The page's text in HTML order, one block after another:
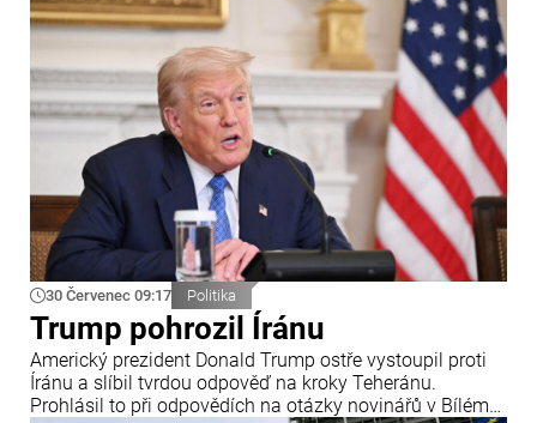
30 Červenec 09:17 Politika
Trump pohrozil Íránu
Americký prezident Donald Trump ostře vystoupil proti
Íránu a slíbil tvrdou odpověď na kroky Teheránu.
Prohlásil to při odpovědích na otázky novinářů v Bílém